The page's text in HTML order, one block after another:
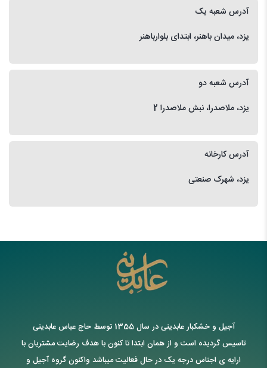
آدرس شعبه یک
یزد، میدان باهنر، ابتدای بلوارباهنر
آدرس شعبه دو
یزد، ملاصدرا، نبش ملاصدرا 2
آدرس کارخانه
یزد، شهرک صنعتی
آجیل و خشکبار عابدینی در سال 1355 توسط حاج عباس عابدینی
تاسیس گردیده است و از همان ابتدا تا کنون با هدف رضایت مشتریان با
ارایه ی اجناس درجه یک در حال فعالیت میباشد واکنون گروه آجیل و